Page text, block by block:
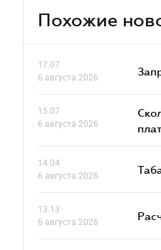
Похожие
17.07
6 августа 2026
15.07
6 августа 2026
14.04
6 августа 2026
13.13
6 августа 2026